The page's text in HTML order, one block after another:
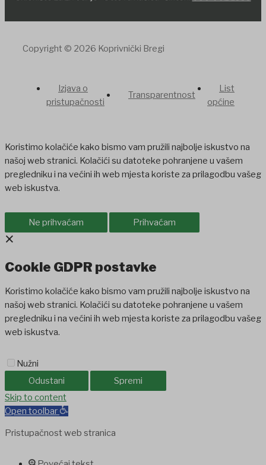
Copyright © 2026 Koprivnički Bregi
Izjava o
pristupačnosti
Transparentnost
List
općine
Koristimo kolačiće kako bismo vam pružili najbolje iskustvo na
našoj web stranici. Kolačići su datoteke pohranjene u vašem
pregledniku i na većini ih web mjesta koriste za prilagodbu vašeg
web iskustva.
Ne prihvaćam Prihvaćam
×
Cookie GDPR postavke
Koristimo kolačiće kako bismo vam pružili najbolje iskustvo na
našoj web stranici. Kolačići su datoteke pohranjene u vašem
pregledniku i na većini ih web mjesta koriste za prilagodbu vašeg
web iskustva.
Nužni
Odustani
Spremi
holiganbetHoliganbet
Skip to content
Open toolbar
Pristupačnost web stranica